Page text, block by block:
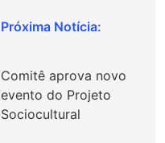
Comitê aprova novo
evento do Projeto
Sociocultural